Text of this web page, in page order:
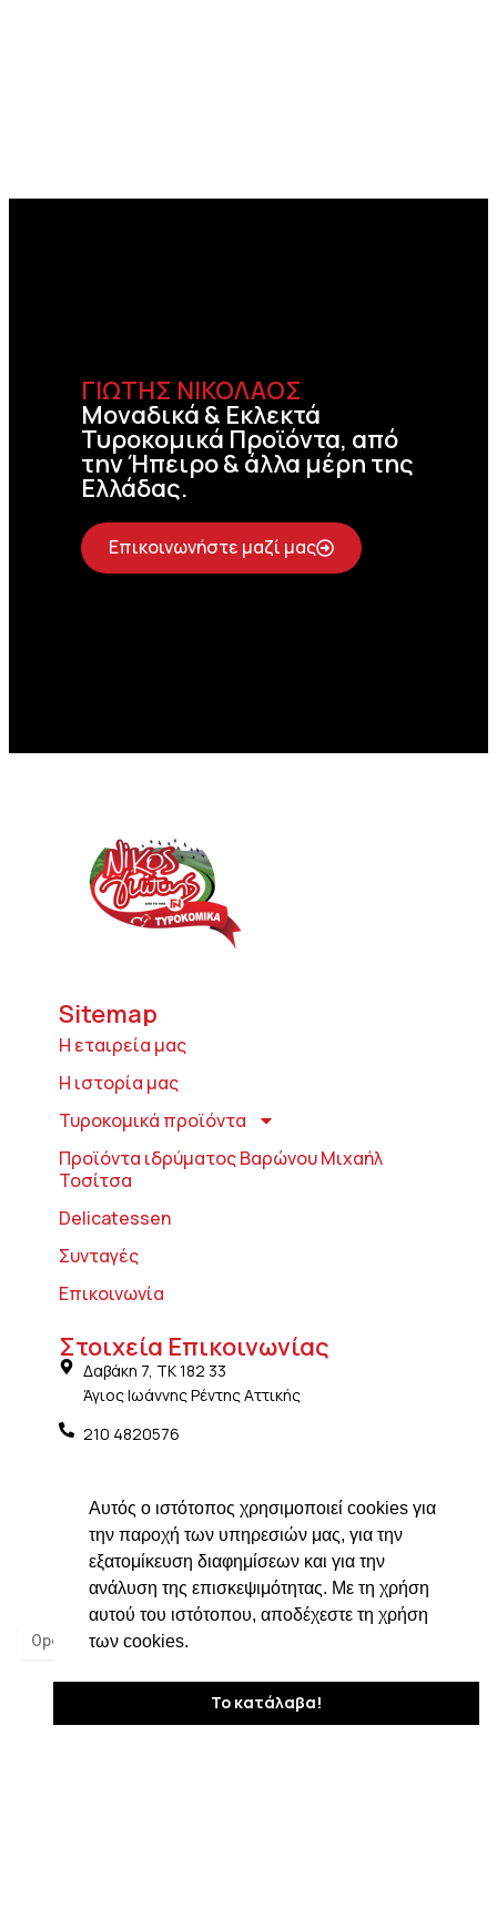
Αυτός ο ιστότοπος χρησιμοποιεί cookies για
την παροχή των υπηρεσιών μας, για την
εξατομίκευση διαφημίσεων και για την
ανάλυση της επισκεψιμότητας. Με τη χρήση
αυτού του ιστότοπου, αποδέχεστε τη χρήση
των cookies.
Το κατάλαβα!
ΓΙΩΤΗΣ ΝΙΚΟΛΑΟΣ
Μοναδικά & Εκλεκτά
Τυροκομικά Προϊόντα, από
την Ήπειρο & άλλα μέρη της
Ελλάδας.
Επικοινωνήστε μαζί μας
Sitemap
Η εταιρεία μας
Η ιστορία μας
Τυροκομικά προϊόντα
Προϊόντα ιδρύματος Βαρώνου Μιχαήλ
Τοσίτσα
Delicatessen
Συνταγές
Επικοινωνία
Στοιχεία Επικοινωνίας
Δαβάκη 7, ΤΚ 182 33
Άγιος Ιωάννης Ρέντης Αττικής
210 4820576
Τμήμα εξαγωγών: ngiotis.ike@gmail.com
Social Media